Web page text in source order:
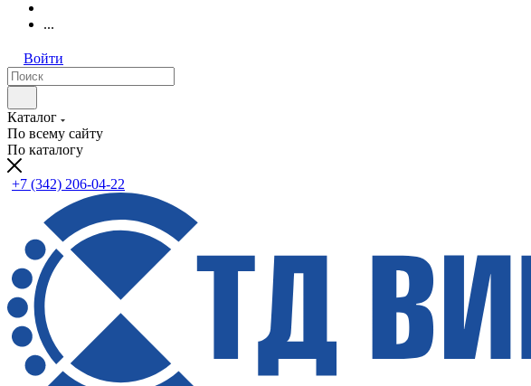
...
Войти
Каталог
По всему сайту
По каталогу
+7 (342) 206-04-22